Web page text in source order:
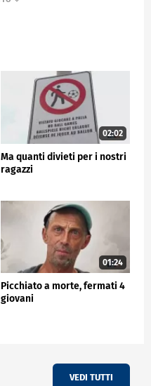
02:02
Ma quanti divieti per i nostri
ragazzi
01:24
Picchiato a morte, fermati 4
giovani
VEDI TUTTI